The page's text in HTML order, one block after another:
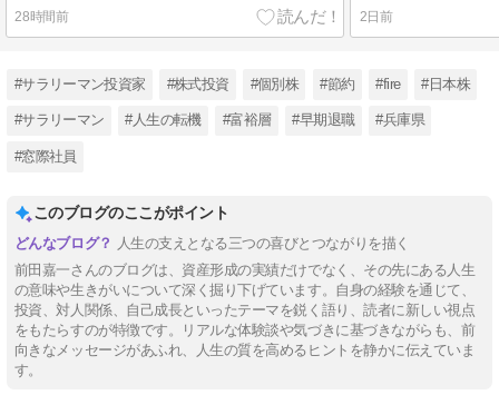
28時間前 2日前
#サラリーマン投資家 #株式投資 #個別株 #節約 #fire #日本株
#サラリーマン #人生の転機 #富裕層 #早期退職 #兵庫県
#窓際社員
このブログのここがポイント
人生の支えとなる三つの喜びとつながりを描く
前田嘉一さんのブログは、資産形成の実績だけでなく、その先にある人生
の意味や生きがいについて深く掘り下げています。自身の経験を通じて、
投資、対人関係、自己成長といったテーマを鋭く語り、読者に新しい視点
をもたらすのが特徴です。リアルな体験談や気づきに基づきながらも、前
向きなメッセージがあふれ、人生の質を高めるヒントを静かに伝えていま
す。